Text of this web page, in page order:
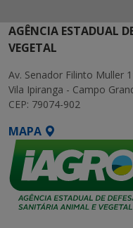
AGÊNCIA ESTADUAL
VEGETAL
Av. Senador Filinto Muller
Vila Ipiranga - Campo
CEP: 79074-902
MAPA